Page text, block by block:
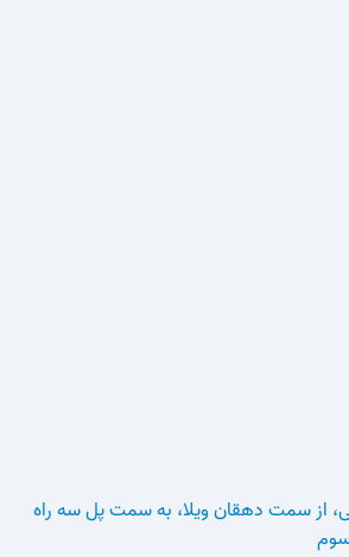
از سمت دهقان ویلا، به سمت پل سه راه